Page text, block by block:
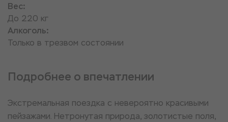
Вес:
До 220 кг
Алкоголь:
Только в трезвом состоянии
Подробнее о впечатлении
Экстремальная поездка с невероятно красивыми
пейзажами. Нетронутая природа, золотистые поля,